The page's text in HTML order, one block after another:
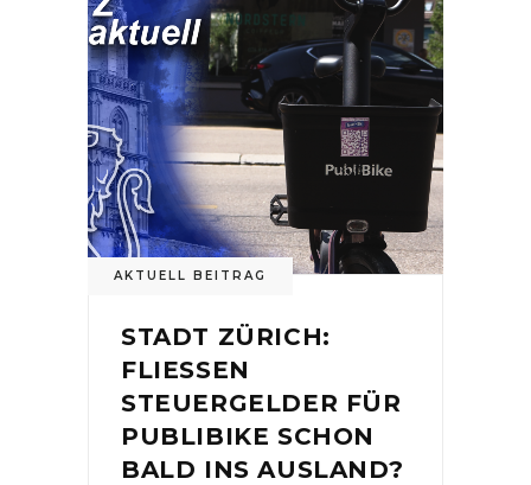
AKTUELL BEITRAG
STADT ZÜRICH:
FLIESSEN
STEUERGELDER FÜR
PUBLIBIKE SCHON
BALD INS AUSLAND?